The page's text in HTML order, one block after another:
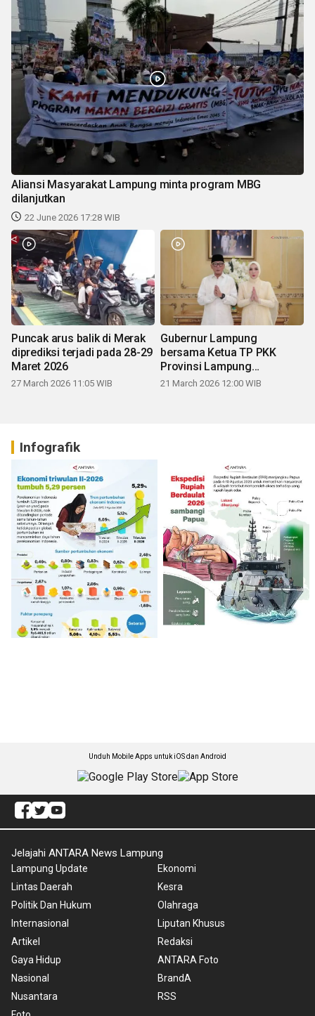
Aliansi Masyarakat Lampung minta program MBG
dilanjutkan
22 June 2026 17:28 WIB
Puncak arus balik di Merak
diprediksi terjadi pada 28-29
Maret 2026
27 March 2026 11:05 WIB
Gubernur Lampung
bersama Ketua TP PKK
Provinsi Lampung
mengucapkan Selamat Hari
21 March 2026 12:00 WIB
Infografik
Unduh Mobile Apps untuk iOS dan Android
Jelajahi ANTARA News Lampung
Lampung Update
Lintas Daerah
Politik Dan Hukum
Internasional
Artikel
Gaya Hidup
Nasional
Nusantara
Ekonomi
Kesra
Olahraga
Liputan Khusus
Redaksi
ANTARA Foto
BrandA
RSS